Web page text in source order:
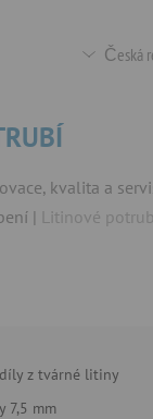
Česká
kvalita a
Litinové potrubí
z tvárné litiny
7,5 mm